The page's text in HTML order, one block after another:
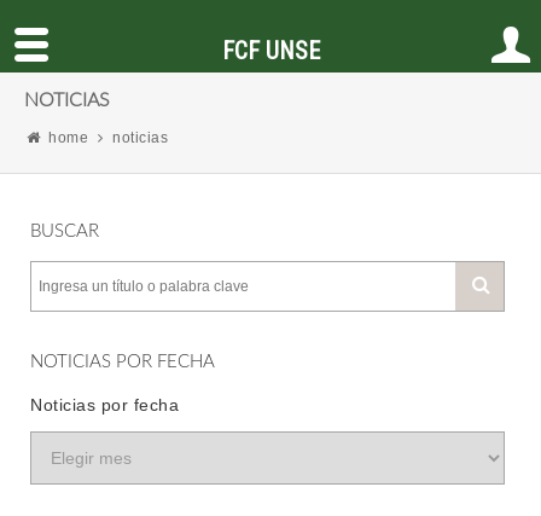
NOTICIAS
home noticias
BUSCAR
NOTICIAS POR FECHA
Noticias por fecha
FCF UNSE